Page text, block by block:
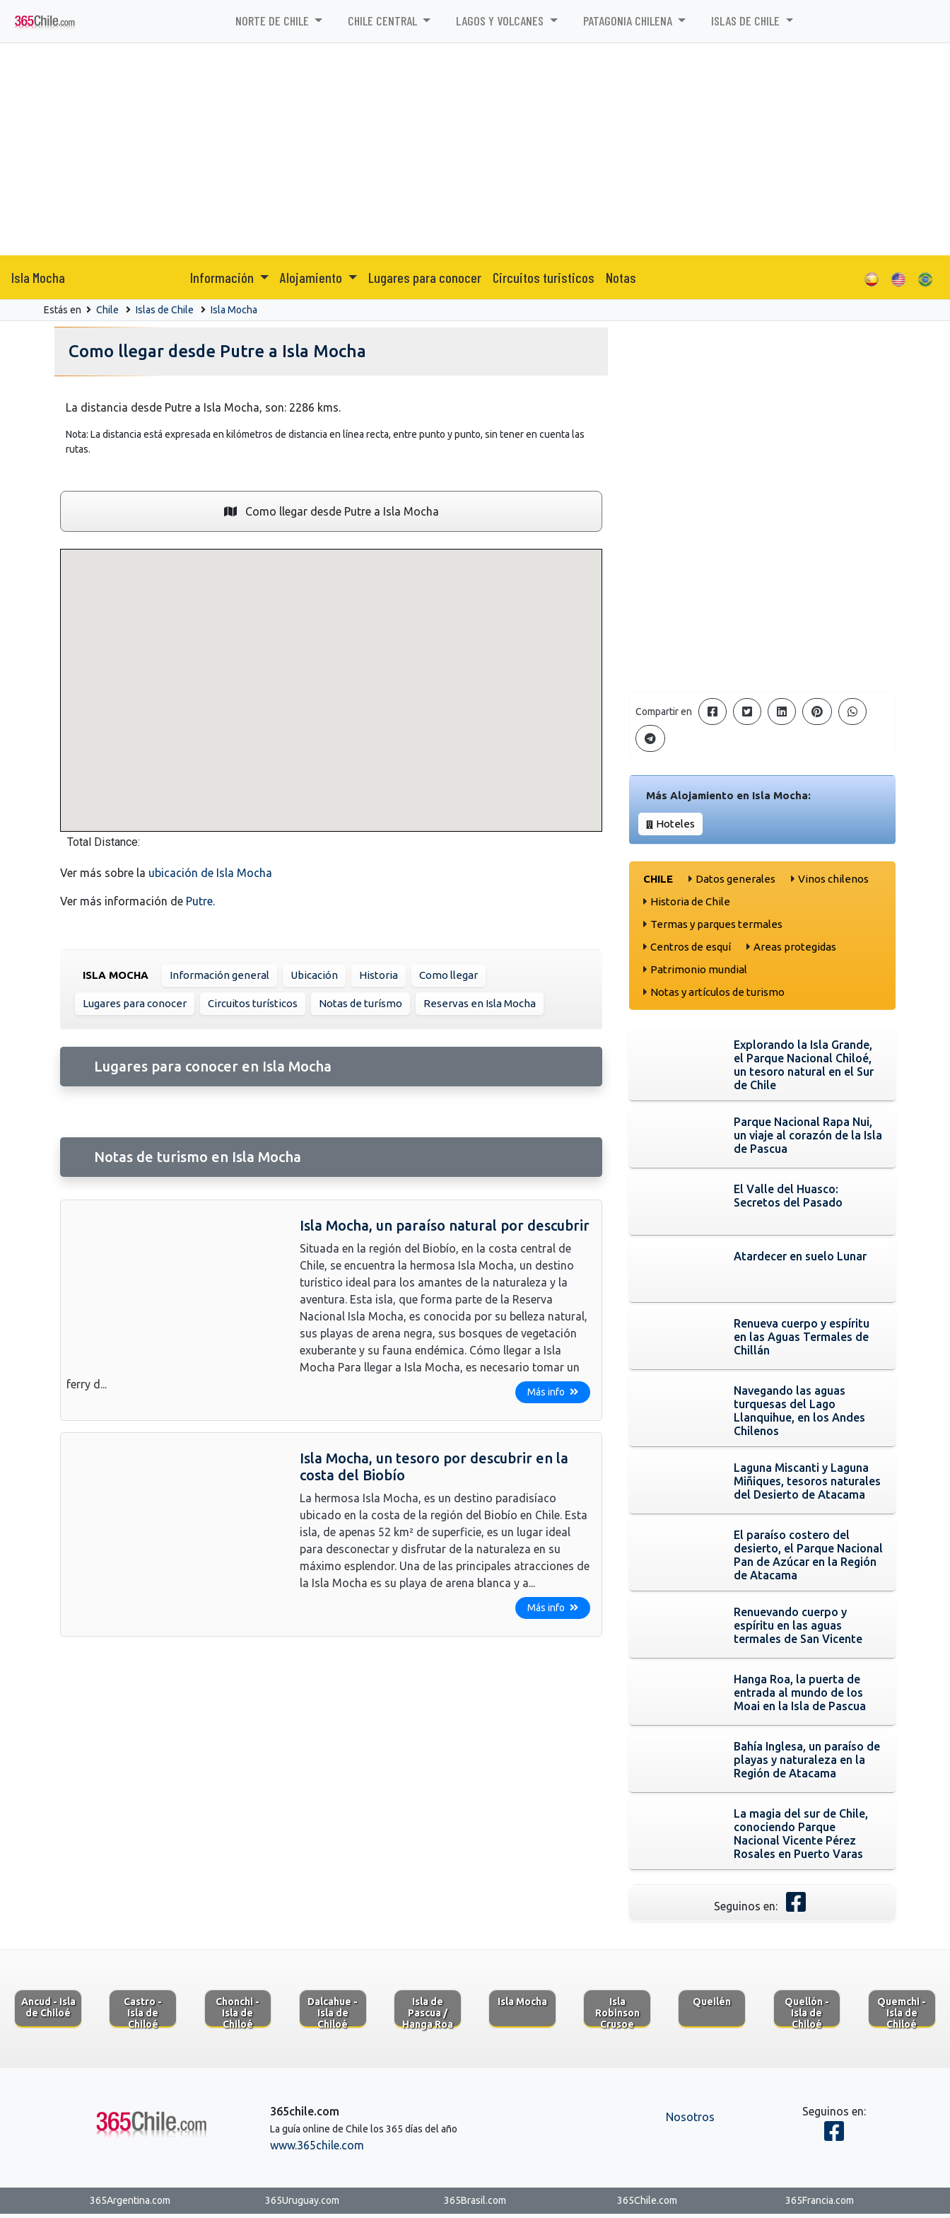
NORTE DE CHILE CHILE CENTRAL LAGOS Y VOLCANES PATAGONIA CHILENA ISLAS DE CHILE
Isla Mocha Información Alojamiento Lugares para conocer Circuitos turisticos Notas
Estás en Chile Islas de Chile Isla Mocha
Como llegar desde Putre a Isla Mocha
La distancia desde Putre a Isla Mocha, son: 2286 kms.
Nota: La distancia está expresada en kilómetros de distancia en línea recta, entre punto y punto, sin tener en cuenta las
rutas.
Como llegar desde Putre a Isla Mocha
Total Distance:
Ver más sobre la ubicación de Isla Mocha
Ver más información de Putre.
ISLA MOCHA Información general Ubicación Historia Como llegar
Lugares para conocer Circuitos turísticos Notas de turísmo Reservas en Isla Mocha
Lugares para conocer en Isla Mocha
Notas de turismo en Isla Mocha
Isla Mocha, un paraíso natural por descubrir
Situada en la región del Biobío, en la costa central de
Chile, se encuentra la hermosa Isla Mocha, un destino
turístico ideal para los amantes de la naturaleza y la
aventura. Esta isla, que forma parte de la Reserva
Nacional Isla Mocha, es conocida por su belleza natural,
sus playas de arena negra, sus bosques de vegetación
exuberante y su fauna endémica. Cómo llegar a Isla
Mocha Para llegar a Isla Mocha, es necesario tomar un
ferry d...
Más info
Isla Mocha, un tesoro por descubrir en la
costa del Biobío
La hermosa Isla Mocha, es un destino paradisíaco
ubicado en la costa de la región del Biobío en Chile. Esta
isla, de apenas 52 km² de superficie, es un lugar ideal
para desconectar y disfrutar de la naturaleza en su
máximo esplendor. Una de las principales atracciones de
la Isla Mocha es su playa de arena blanca y a...
Más info
Compartir en
Más Alojamiento en Isla Mocha:
Hoteles
CHILE Datos generales
Vinos chilenos
Historia de Chile
Termas y parques termales
Centros de esquí
Areas protegidas
Patrimonio mundial
Notas y artículos de turismo
Explorando la Isla Grande,
el Parque Nacional Chiloé,
un tesoro natural en el Sur
de Chile
Parque Nacional Rapa Nui,
un viaje al corazón de la Isla
de Pascua
El Valle del Huasco:
Secretos del Pasado
Atardecer en suelo Lunar
Renueva cuerpo y espíritu
en las Aguas Termales de
Chillán
Navegando las aguas
turquesas del Lago
Llanquihue, en los Andes
Chilenos
Laguna Miscanti y Laguna
Miñiques, tesoros naturales
del Desierto de Atacama
El paraíso costero del
desierto, el Parque Nacional
Pan de Azúcar en la Región
de Atacama
Renuevando cuerpo y
espíritu en las aguas
termales de San Vicente
Hanga Roa, la puerta de
entrada al mundo de los
Moai en la Isla de Pascua
Bahía Inglesa, un paraíso de
playas y naturaleza en la
Región de Atacama
La magia del sur de Chile,
conociendo Parque
Nacional Vicente Pérez
Rosales en Puerto Varas
Seguinos en:
Ancud - Isla
de Chiloé
Castro -
Isla de
Chiloé
Chonchi -
Isla de
Chiloé
Dalcahue -
Isla de
Chiloé
Isla de
Pascua /
Hanga Roa
Isla Mocha
Isla
Robinson
Crusoe
Queilén
Quellón -
Isla de
Chiloé
Quemchi -
Isla de
Chiloé
365chile.com
La guía online de Chile los 365 días del año
www.365chile.com
Nosotros Seguinos en:
365Argentina.com 365Uruguay.com 365Brasil.com 365Chile.com 365Francia.com